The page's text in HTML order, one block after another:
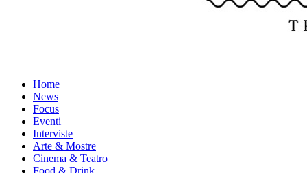
Home
News
Focus
Eventi
Interviste
Arte & Mostre
Cinema & Teatro
Food & Drink